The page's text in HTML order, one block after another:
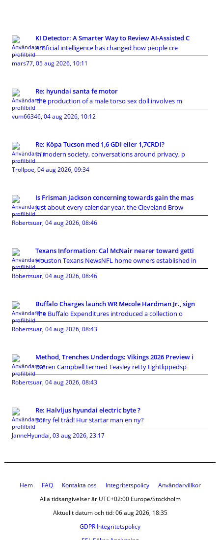
KI Detector: A Smarter Way to Review AI-Assisted C
Artificial intelligence has changed how people cre
mars77, 05 aug 2026, 10:11
Re: hyundai santa fe motor
The production of a male torso sex doll involves m
vum66346, 04 aug 2026, 10:12
Re: Köpa Tucson med 1,6 GDI eller 1,7CRDI?
In modern society, conversations around privacy, p
Trollpoe, 04 aug 2026, 09:34
Is Frisman Jackson concerning towards gain the mas
Just about every calendar year, the Cleveland Brow
Robertsuar, 04 aug 2026, 08:46
Texans Information: Cal McNair nearer toward getti
Houston Texans NewsNFL home owners established in
Robertsuar, 04 aug 2026, 08:46
Buffalo Charges launch WR Mecole Hardman Jr., sign
The Buffalo Expenditures introduced a collection o
Robertsuar, 04 aug 2026, 08:43
Method, Trenches Underdogs: Vikings 2026 Preview i
Darren Campbell termed Teasley retty tightlippedsp
Robertsuar, 04 aug 2026, 08:43
Re: Halvljus hyundai electric byte ?
Sorry fel tråd! Hur startar man en ny?
JanneHyundai, 03 aug 2026, 23:17
Hem FAQ Kontakta oss Integritetspolicy
Användarvillkor
Alla tidsangivelser är UTC+02:00 Europe/Stockholm
Aktuellt datum och tid: 06 aug 2026, 18:35
GDPR Integritetspolicy